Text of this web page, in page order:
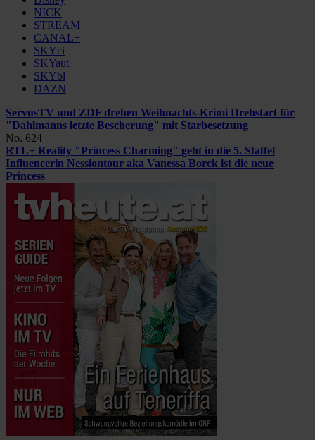
NICK
STREAM
CANAL+
SKYci
SKYaut
SKYbl
DAZN
ServusTV und ZDF drehen Weihnachts-Krimi Drehstart für
"Dahlmanns letzte Bescherung" mit Starbesetzung
No. 624
RTL+ Reality "Princess Charming" geht in die 5. Staffel
Influencerin Nessiontour aka Vanessa Borck ist die neue
Princess